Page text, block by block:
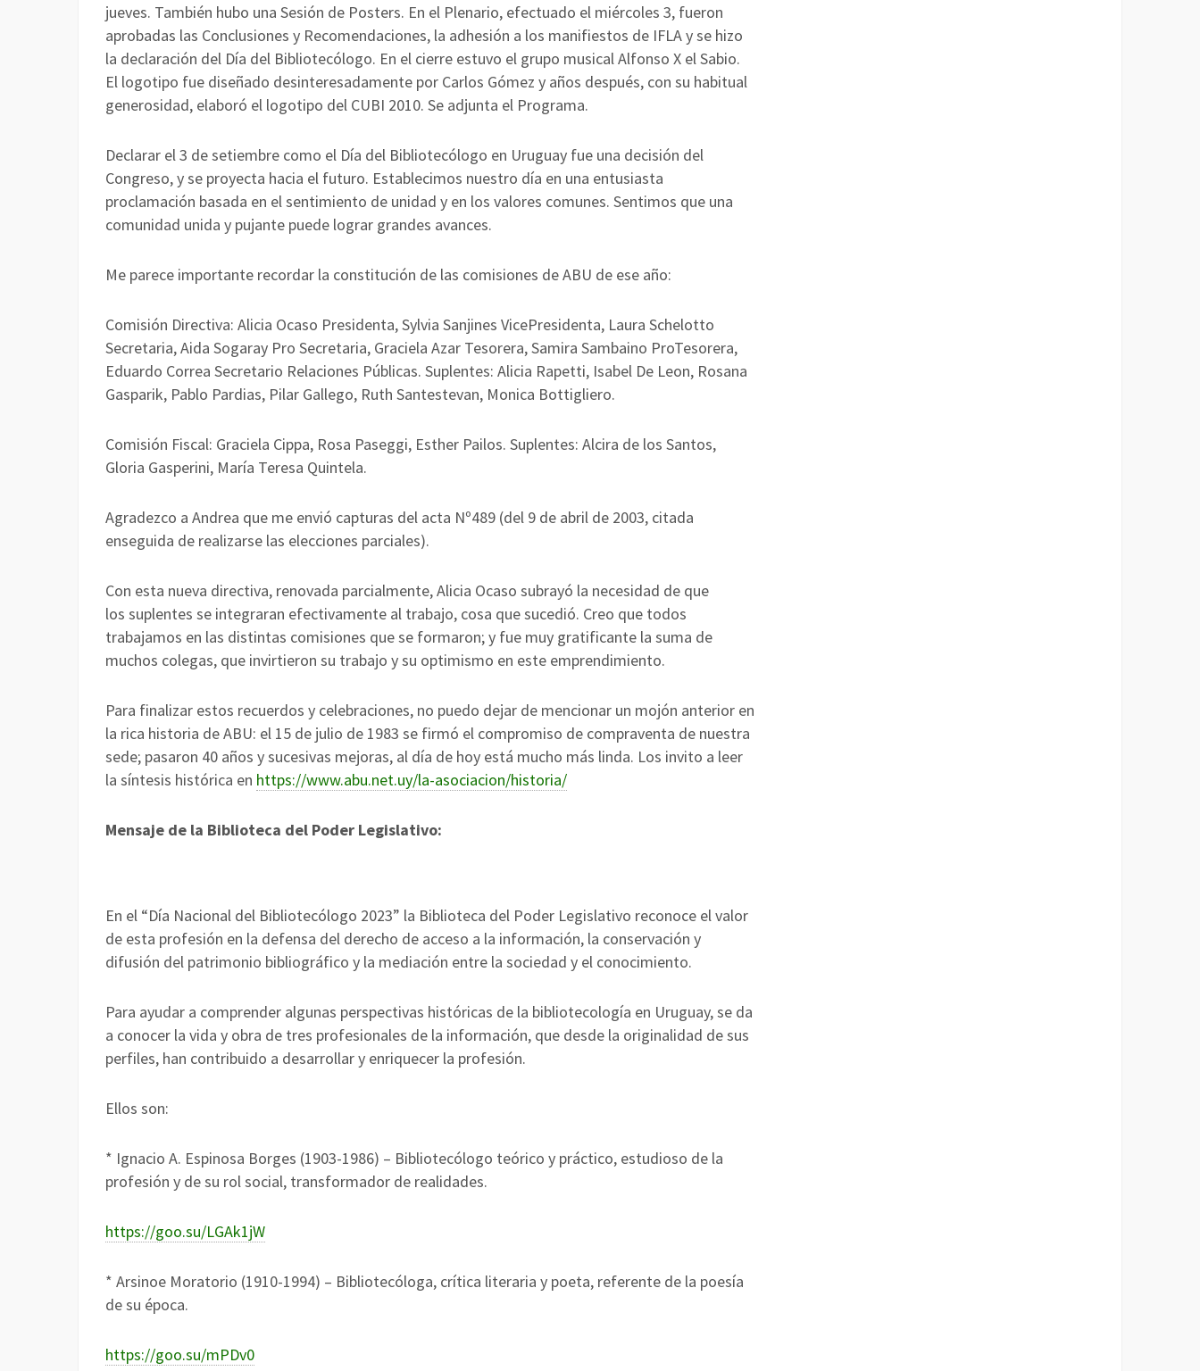
jueves. También hubo una Sesión de Posters. En el Plenario, efectuado el miércoles 3, fueron
aprobadas las Conclusiones y Recomendaciones, la adhesión a los manifiestos de IFLA y se hizo
la declaración del Día del Bibliotecólogo. En el cierre estuvo el grupo musical Alfonso X el Sabio.
El logotipo fue diseñado desinteresadamente por Carlos Gómez y años después, con su habitual
generosidad, elaboró el logotipo del CUBI 2010. Se adjunta el Programa.
Declarar el 3 de setiembre como el Día del Bibliotecólogo en Uruguay fue una decisión del
Congreso, y se proyecta hacia el futuro. Establecimos nuestro día en una entusiasta
proclamación basada en el sentimiento de unidad y en los valores comunes. Sentimos que una
comunidad unida y pujante puede lograr grandes avances.
Me parece importante recordar la constitución de las comisiones de ABU de ese año:
Comisión Directiva: Alicia Ocaso Presidenta, Sylvia Sanjines VicePresidenta, Laura Schelotto
Secretaria, Aida Sogaray Pro Secretaria, Graciela Azar Tesorera, Samira Sambaino ProTesorera,
Eduardo Correa Secretario Relaciones Públicas. Suplentes: Alicia Rapetti, Isabel De Leon, Rosana
Gasparik, Pablo Pardias, Pilar Gallego, Ruth Santestevan, Monica Bottigliero.
Comisión Fiscal: Graciela Cippa, Rosa Paseggi, Esther Pailos. Suplentes: Alcira de los Santos,
Gloria Gasperini, María Teresa Quintela.
Agradezco a Andrea que me envió capturas del acta Nº489 (del 9 de abril de 2003, citada
enseguida de realizarse las elecciones parciales).
Con esta nueva directiva, renovada parcialmente, Alicia Ocaso subrayó la necesidad de que
los suplentes se integraran efectivamente al trabajo, cosa que sucedió. Creo que todos
trabajamos en las distintas comisiones que se formaron; y fue muy gratificante la suma de
muchos colegas, que invirtieron su trabajo y su optimismo en este emprendimiento.
Para finalizar estos recuerdos y celebraciones, no puedo dejar de mencionar un mojón anterior en
la rica historia de ABU: el 15 de julio de 1983 se firmó el compromiso de compraventa de nuestra
sede; pasaron 40 años y sucesivas mejoras, al día de hoy está mucho más linda. Los invito a leer
la síntesis histórica en https://www.abu.net.uy/la-asociacion/historia/
Mensaje de la Biblioteca del Poder Legislativo:
En el “Día Nacional del Bibliotecólogo 2023” la Biblioteca del Poder Legislativo reconoce el valor
de esta profesión en la defensa del derecho de acceso a la información, la conservación y
difusión del patrimonio bibliográfico y la mediación entre la sociedad y el conocimiento.
Para ayudar a comprender algunas perspectivas históricas de la bibliotecología en Uruguay, se da
a conocer la vida y obra de tres profesionales de la información, que desde la originalidad de sus
perfiles, han contribuido a desarrollar y enriquecer la profesión.
Ellos son:
* Ignacio A. Espinosa Borges (1903-1986) – Bibliotecólogo teórico y práctico, estudioso de la
profesión y de su rol social, transformador de realidades.
https://goo.su/LGAk1jW
* Arsinoe Moratorio (1910-1994) – Bibliotecóloga, crítica literaria y poeta, referente de la poesía
de su época.
https://goo.su/mPDv0